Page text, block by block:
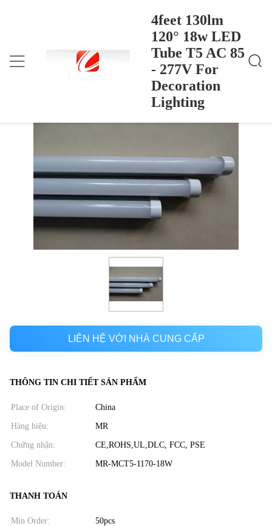
4feet 130lm
120° 18w LED
Tube T5 AC 85
- 277V For
Decoration
Lighting
Nhà>
4feet 130lm 120° 18w LED Tube T5 AC 85 - 277V
For Decoration Lighting
4feet 130lm 120° 18w LED Tube T5 AC
85 - 277V For Decoration Lighting
LIÊN HỆ VỚI NHÀ CUNG CẤP
THÔNG TIN CHI TIẾT SẢN PHẨM
Place of Origin: China
Hàng hiệu: MR
Chứng nhận: CE,ROHS,UL,DLC, FCC, PSE
Model Number: MR-MCT5-1170-18W
THANH TOÁN
Min Order: 50pcs